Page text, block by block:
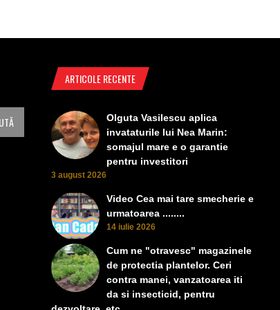
ARTICOLE RECENTE
Olguta Vasilescu aplica
invataturile lui Nea Marin:
somajul mare e o garantie
pentru investitori
3 august 2026
Video Cea mai tare smecherie e
urmatoarea ........
14 iulie 2026
Cum ne "otravesc" magazinele
de protectia plantelor. Ceri
contra manei, vanzatoarea iti
da si insecticid, pentru